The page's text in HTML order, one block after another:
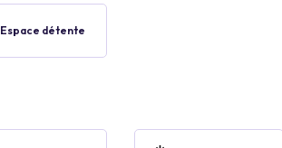
Espace détente